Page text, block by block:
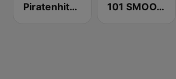
Piratenhits FM 101 SMOOTH JAZZ